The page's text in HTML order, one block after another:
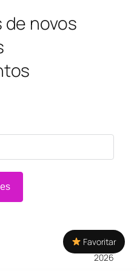
de novos
2026
Favoritar